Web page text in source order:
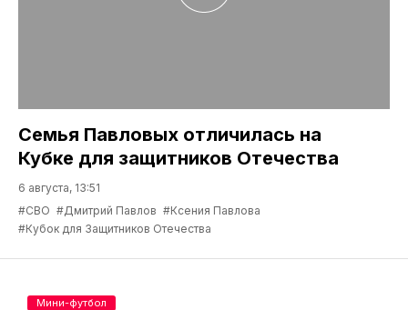
Семья Павловых отличилась на
Кубке для защитников Отечества
6 августа, 13:51
#СВО #Дмитрий Павлов #Ксения Павлова
#Кубок для Защитников Отечества
Мини-футбол